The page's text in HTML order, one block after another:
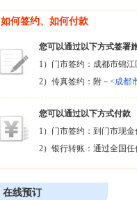
如何签约、如何付款
您可以通过以下方式签署
1）门市签约：成都市锦
2）传真签约：附－ <成都
您可以通过以下方式付款
1）门市签约：到门市现
2）银行转账：通过全国
在线预订